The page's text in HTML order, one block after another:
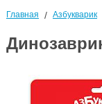
Главная / Азбукварик